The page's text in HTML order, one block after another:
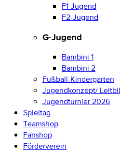
F1-Jugend
F2-Jugend
G-Jugend
Bambini 1
Bambini 2
Fußball-Kindergarten
Jugendkonzept/
Jugendturnier 2026
Spieltag
Teamshop
Fanshop
Förderverein